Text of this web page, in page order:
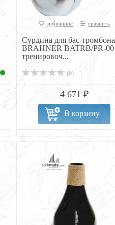
избранное сравнить
Сурдина для бас-тромбона
BRAHNER BATRB/PR-
тренировоч...
(0)
4 671 ₽
В корзину